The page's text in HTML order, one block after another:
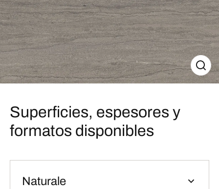
Superficies, espesores y
formatos disponibles
Naturale